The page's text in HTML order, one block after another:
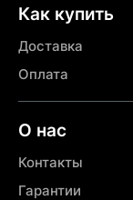
Как купить
Доставка
Оплата
О нас
Контакты
Гарантии